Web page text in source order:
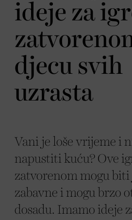
ideje za
djecu svih
uzrasta
Vani je loše vrijeme i
napustiti kuću? Ove
zatvorenom mogu biti
zabavne i mogu brzo
dosadu. Imamo ideje